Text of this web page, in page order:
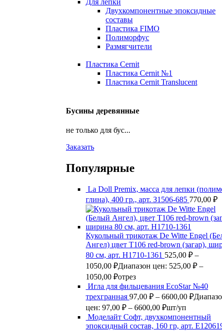
Для лепки
Двухкомпонентные эпоксидные
составы
Пластика FIMO
Полиморфус
Размягчители
Пластика Cernit
Пластика Cernit №1
Пластика Cernit Translucent
Бусины деревянные
не только для бус...
Заказать
Популярные
La Doll Premix, масса для лепки
глина), 400 гр., арт. З1506-685 770,00 ₽
Кукольный трикотаж De Witte Engel
Ангел) цвет Т106 red-brown (загар),
80 см, арт. Н1710-1361 525,00 ₽ –
1050,00 ₽Диапазон цен: 525,00 ₽ –
1050,00 ₽отрез
Игла для фильцевания EcoStar №40
трехгранная 97,00 ₽ – 6600,00 ₽
цен: 97,00 ₽ – 6600,00 ₽шт/уп
Моделайт Софт, двухкомпонентный
эпоксидный состав, 160 гр, арт.